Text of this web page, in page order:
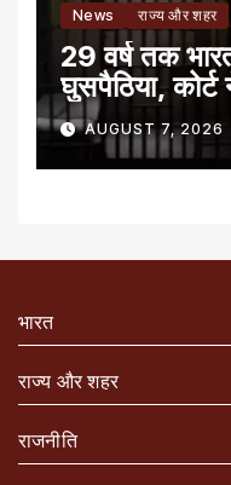
News राज्य और शहर
29 वर्ष तक
घुसपैठिया,
AUGUST 7, 2026
भारत
राज्य और शहर
राजनीति